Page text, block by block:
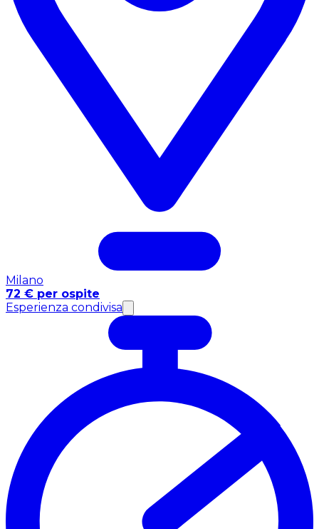
Milano
72 € per ospite
Esperienza condivisa